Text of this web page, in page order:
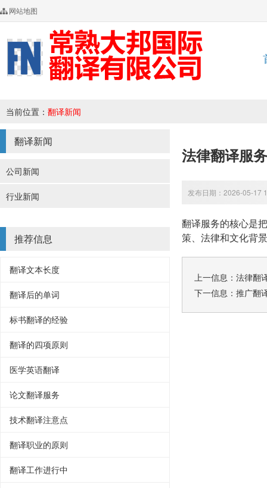
网站地图
当前位置： 翻译新闻
翻译新闻
公司新闻
行业新闻
推荐信息
翻译文本长度
翻译后的单词
标书翻译的经验
翻译的四项原则
医学英语翻译
论文翻译服务
技术翻译注意点
翻译职业的原则
翻译工作进行中
法律翻译服务
发布日期：2026-05-17
翻译服务的核心是
策、法律和文化背
上一信息： 法律翻
下一信息： 推广翻